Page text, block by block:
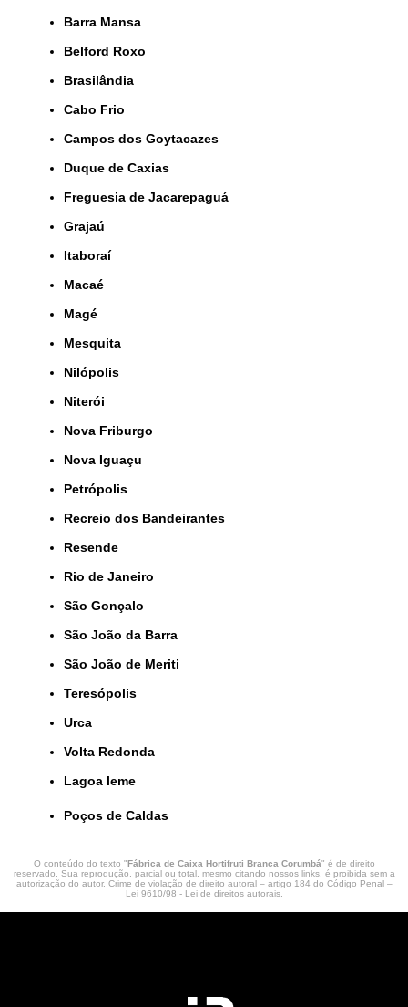
Barra Mansa
Belford Roxo
Brasilândia
Cabo Frio
Campos dos Goytacazes
Duque de Caxias
Freguesia de Jacarepaguá
Grajaú
Itaboraí
Macaé
Magé
Mesquita
Nilópolis
Niterói
Nova Friburgo
Nova Iguaçu
Petrópolis
Recreio dos Bandeirantes
Resende
Rio de Janeiro
São Gonçalo
São João da Barra
São João de Meriti
Teresópolis
Urca
Volta Redonda
lagoa leme
Poços de Caldas
O conteúdo do texto "Fábrica de Caixa Hortifruti Branca Corumbá" é de direito
reservado. Sua reprodução, parcial ou total, mesmo citando nossos links, é proibida sem a
autorização do autor. Crime de violação de direito autoral – artigo 184 do Código Penal –
Lei 9610/98 - Lei de direitos autorais.